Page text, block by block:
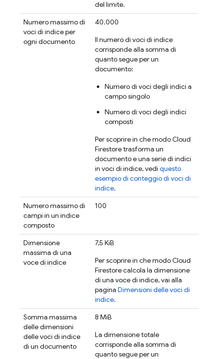
del limite.
Numero massimo di
voci di indice per
ogni documento
40.000
Il numero di voci di indice
corrisponde alla somma di
quanto segue per un
documento:
Numero di voci degli indici a
campo singolo
Numero di voci degli indici
composti
Per scoprire in che modoCloud
Firestoretrasforma un
documento e una serie di indici
in voci di indice, vedi questo
esempio di conteggio di voci di
indice.
Numero massimo di
campi in un indice
composto
100
Dimensione
massima di una
voce di indice
7,5 KiB
Per scoprire in che modoCloud
Firestorecalcola la dimensione
di una voce di indice, vai alla
pagina Dimensioni delle voci di
indice.
Somma massima
delle dimensioni
delle voci di indice
di un documento
8 MiB
La dimensione totale
corrisponde alla somma di
quanto segue per un